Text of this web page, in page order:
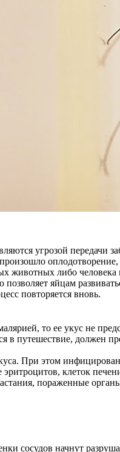
угрозой передачи
животных либо человека
яйцам
повторяется вновь.
то ее укус не
путешествие, должен
При этом
клеток
пораженные
сосудов начнут